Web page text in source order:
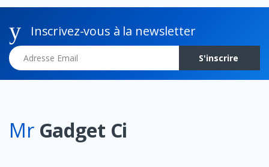
Inscrivez-vous à la newsletter
Adresse Email
S'inscrire
Mr Gadget Ci